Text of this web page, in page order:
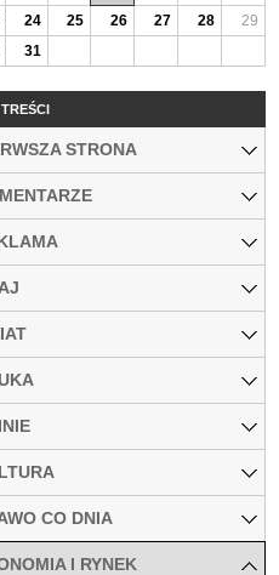
24 25 26 27 28
29
31
STRONA
CO DNIA
I RYNEK